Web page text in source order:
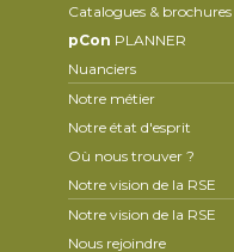
Catalogues & brochures
pCon PLANNER
Nuanciers
Notre métier
Notre état d'esprit
Où nous trouver ?
Notre vision de la RSE
Notre vision de la RSE
Nous rejoindre